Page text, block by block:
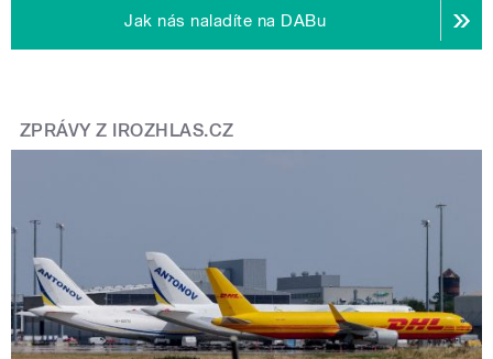
Jak nás naladíte na DABu
ZPRÁVY Z IROZHLAS.CZ